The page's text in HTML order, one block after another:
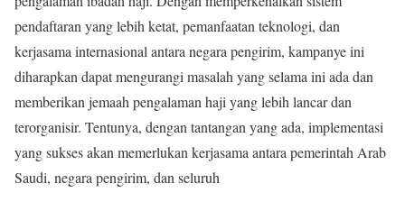
pendaftaran yang lebih ketat, pemanfaatan teknologi, dan
kerjasama internasional antara negara pengirim, kampanye ini
diharapkan dapat mengurangi masalah yang selama ini ada dan
memberikan jemaah pengalaman haji yang lebih lancar dan
terorganisir. Tentunya, dengan tantangan yang ada, implementasi
yang sukses akan memerlukan kerjasama antara pemerintah Arab
Saudi, negara pengirim, dan seluruh